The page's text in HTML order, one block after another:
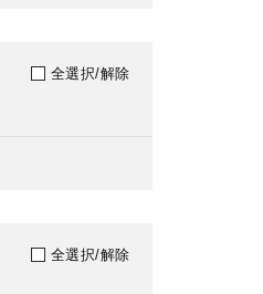
全選択/解除
全選択/解除